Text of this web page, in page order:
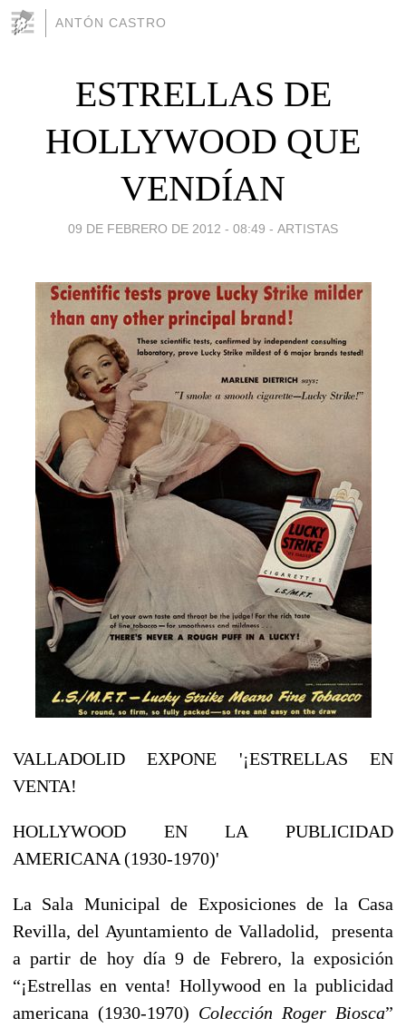
ANTÓN CASTRO
ESTRELLAS DE
HOLLYWOOD QUE
VENDÍAN
09 DE FEBRERO DE 2012 - 08:49 - ARTISTAS
VALLADOLID EXPONE '¡ESTRELLAS EN
VENTA!
HOLLYWOOD EN LA PUBLICIDAD
AMERICANA (1930-1970)'
La Sala Municipal de Exposiciones de la Casa
Revilla, del Ayuntamiento de Valladolid, presenta
a partir de hoy día 9 de Febrero, la exposición
“¡Estrellas en venta! Hollywood en la publicidad
americana (1930-1970) Colección Roger Biosca”